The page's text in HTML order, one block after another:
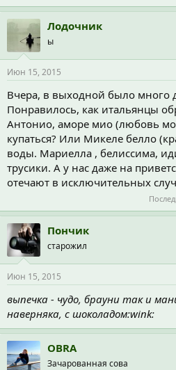
Лодочник
ы
Июн 15, 2015
Вчера, в выходной было много
Понравилось, как итальянцы
Антонио, аморе мио (любовь
купаться? Или Микеле белло
воды. Мариелла , белиссима,
трусики. А у нас даже на
отечают в исключительных
Пончик
старожил
Июн 15, 2015
выпечка - чудо, брауни так и
наверняка, с шоколадом:wink:
OBRA
Зачарованная сова